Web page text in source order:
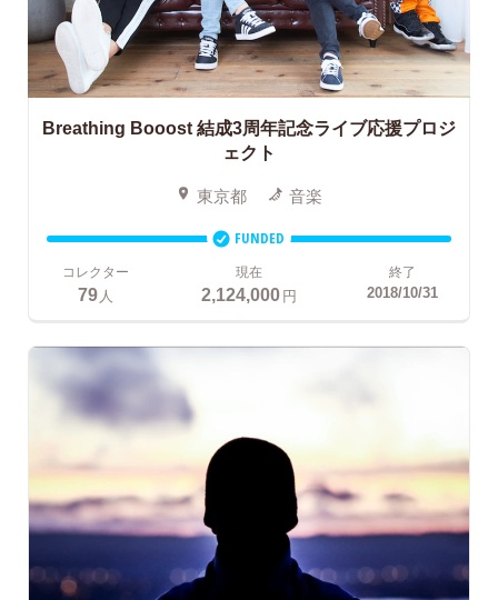
Breathing Booost結成3周年記念ライブ応援プロジ
ェクト
東京都 音楽
FUNDED
コレクター
79 人
現在
2,124,000円
終了
2018/10/31